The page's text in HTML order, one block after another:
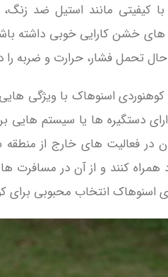
کیفیتی مانند استیل ضد
خشن کارایی خوبی داشته
تحمل فشار، حرارت و ضربه را
کوهنوردی اسنوهاک با ویژگی‌
دستگیره‌ ها یا سیستم‌
در فعالیت‌ های خارج از منطقه
کنند و از آن در مسافرت‌
انتخاب محبوبی برای